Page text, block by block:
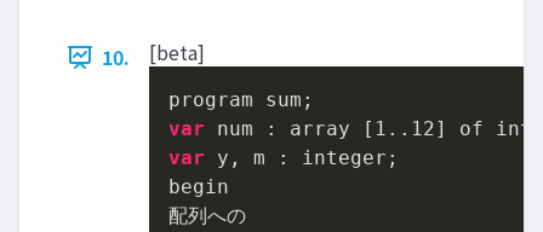
10. [beta]
var num : array [ 1. .12
var y, m : integer;
begin
配列への